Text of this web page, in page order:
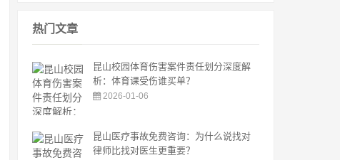
热门文章
昆山校园体育伤害案件责任划分深度解
析：体育课受伤谁买单？
2026-01-06
昆山医疗事故免费咨询：为什么说找对
律师比找对医生更重要？